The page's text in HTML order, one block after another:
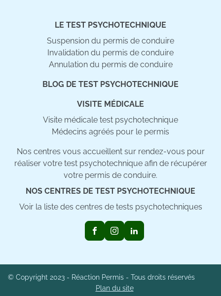
LE TEST PSYCHOTECHNIQUE
Suspension du permis de conduire
Invalidation du permis de conduire
Annulation du permis de conduire
BLOG DE TEST PSYCHOTECHNIQUE
VISITE MÉDICALE
Visite médicale test psychotechnique
Médecins agréés pour le permis
Nos centres vous accueillent sur rendez-vous pour
réaliser votre test psychotechnique afin de récupérer
votre permis de conduire.
NOS CENTRES DE TEST PSYCHOTECHNIQUE
Voir la liste des centres de tests psychotechniques
© Copyright 2023 - Réaction Permis - Tous droits réservés
Plan du site